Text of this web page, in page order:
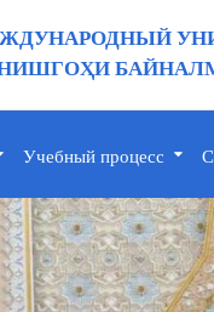
Учебный процесс